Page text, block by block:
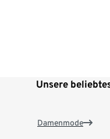
Unsere
Damenmode